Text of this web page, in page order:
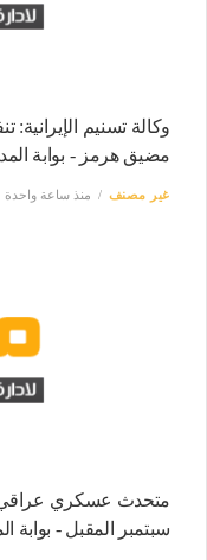
وكالة تسنيم
مضيق هرمز - بوابة
غير مصنف منذ ساعة واحدة
سبتمبر المقبل - بوابة